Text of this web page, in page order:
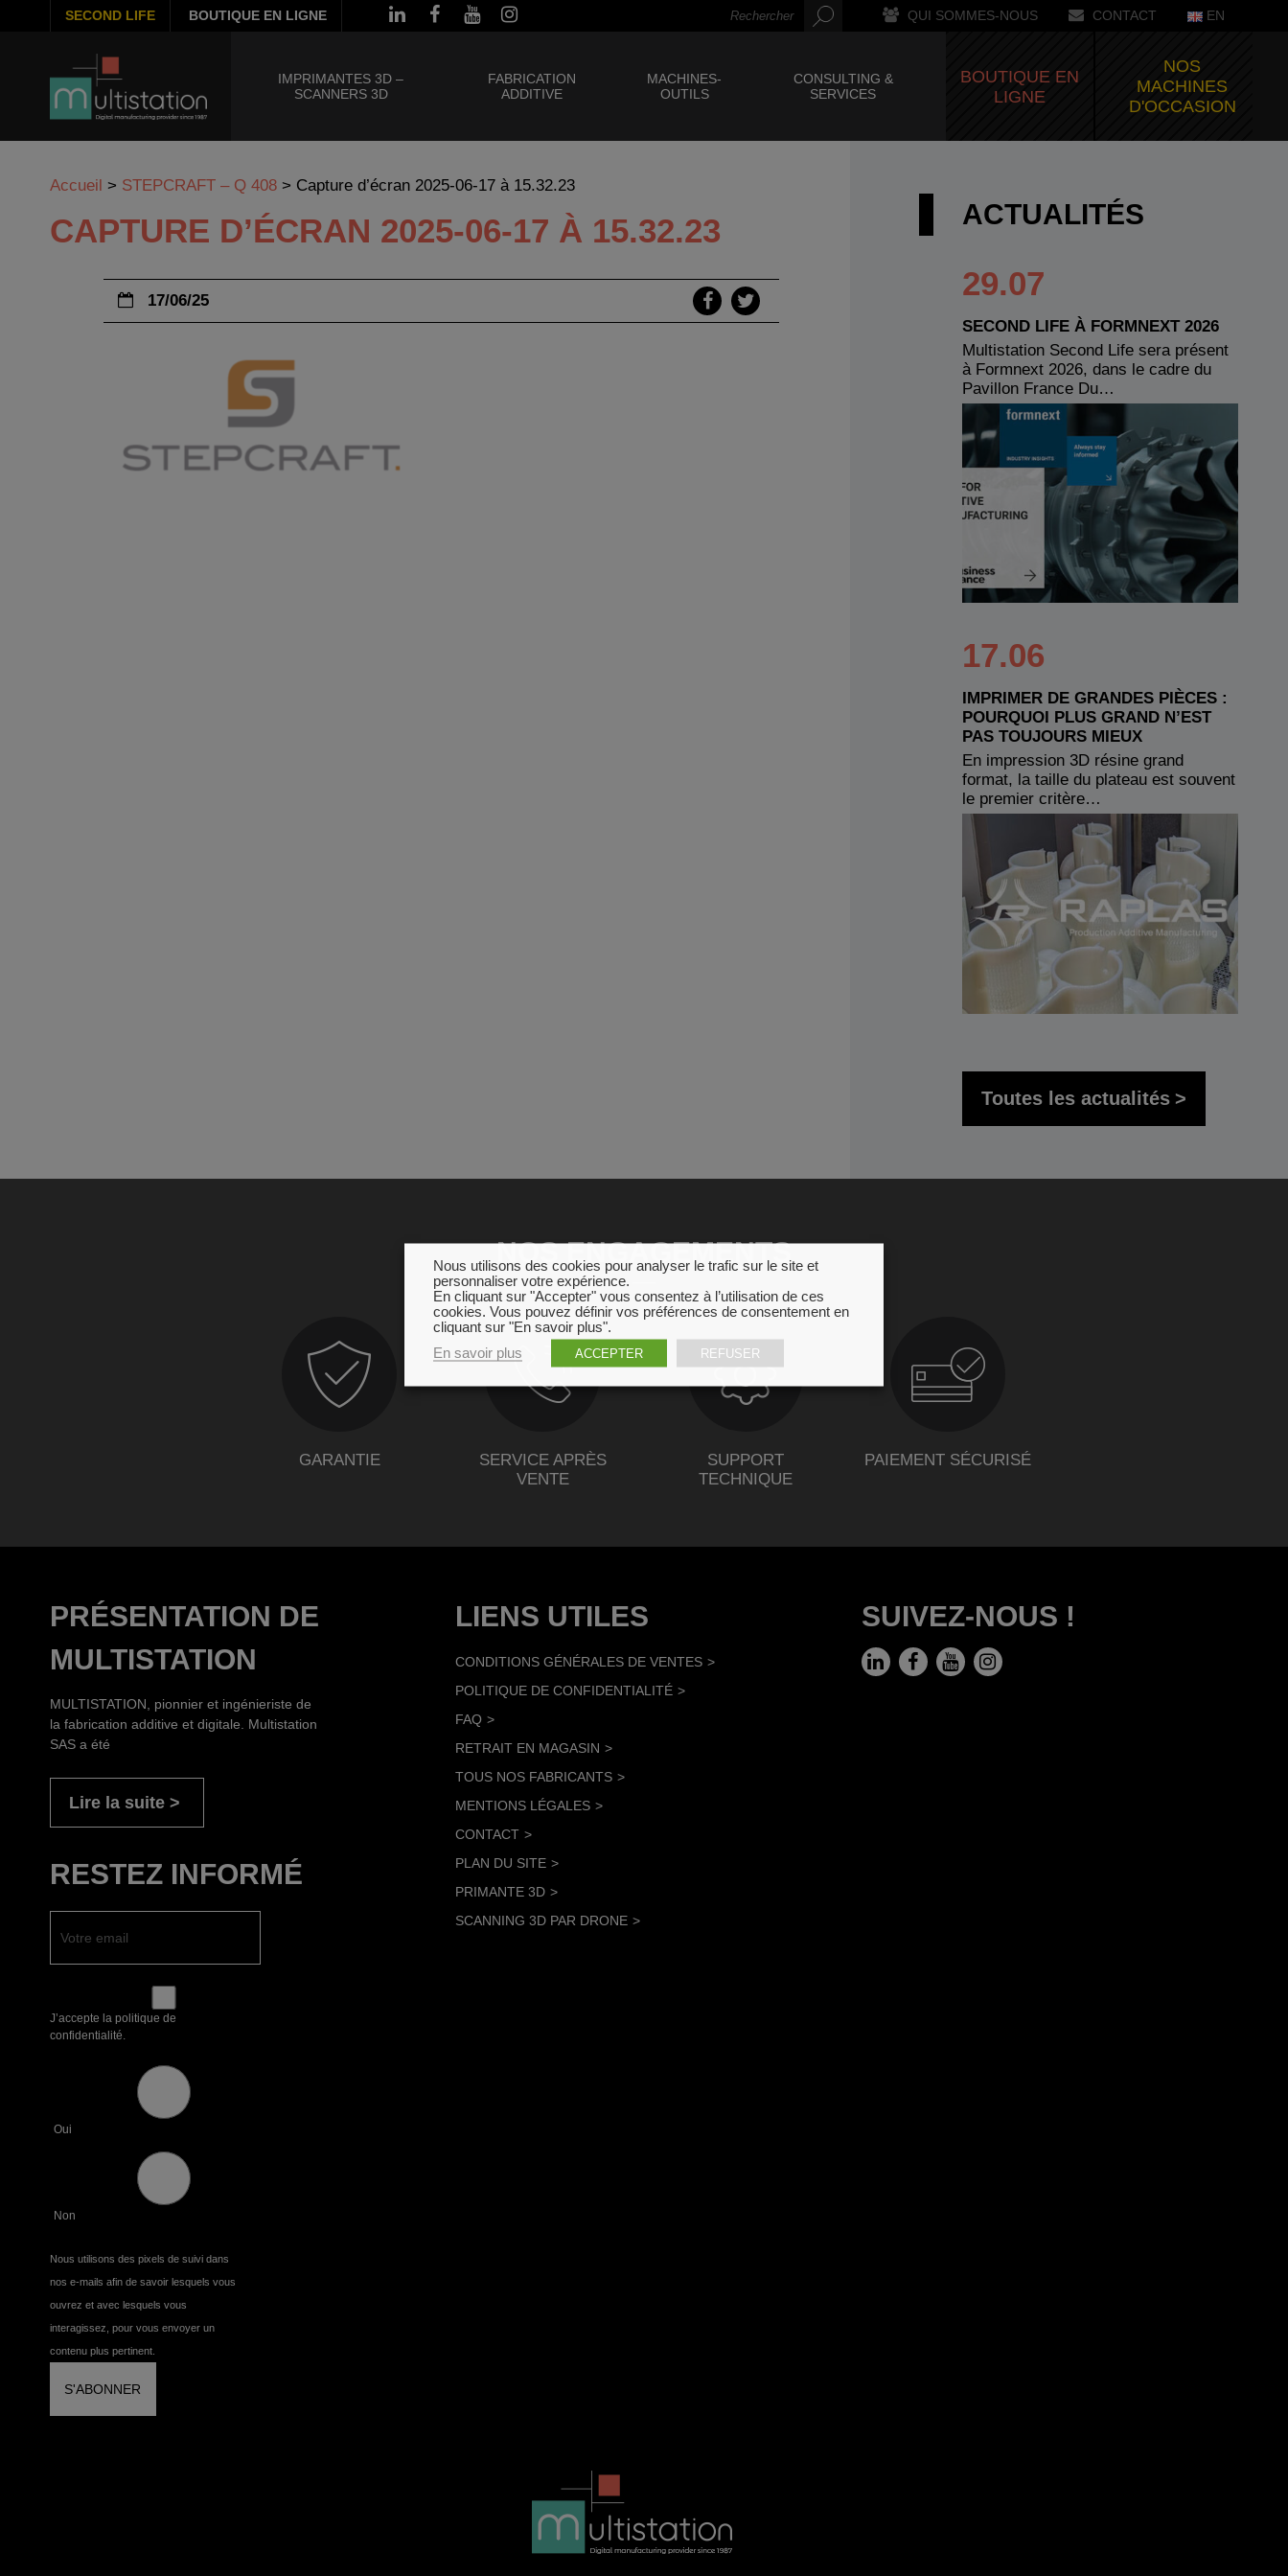
SECOND LIFE BOUTIQUE EN LIGNE QUI SOMMES-NOUS CONTACT EN
IMPRIMANTES 3D –
SCANNERS 3D
FABRICATION
ADDITIVE
MACHINES-
OUTILS
CONSULTING &
SERVICES
BOUTIQUE EN
LIGNE
NOS
MACHINES
D'OCCASION
Accueil > STEPCRAFT – Q 408 > Capture d’écran 2025-06-17 à 15.32.23
CAPTURE D’ÉCRAN 2025-06-17 À 15.32.23
17/06/25
ACTUALITÉS
29.07
SECOND LIFE À FORMNEXT 2026
Multistation Second Life sera présent
à Formnext 2026, dans le cadre du
Pavillon France Du…
17.06
IMPRIMER DE GRANDES PIÈCES :
POURQUOI PLUS GRAND N’EST
PAS TOUJOURS MIEUX
En impression 3D résine grand
format, la taille du plateau est souvent
le premier critère…
Toutes les actualités
NOS ENGAGEMENTS
GARANTIE
SERVICE APRÈS
VENTE
SUPPORT
TECHNIQUE
PAIEMENT SÉCURISÉ
PRÉSENTATION DE
MULTISTATION
MULTISTATION, pionnier et ingénieriste de
la fabrication additive et digitale. Multistation
SAS a été
Lire la suite
RESTEZ INFORMÉ
J’accepte la politique de
confidentialité.
Oui
Non
Nous utilisons des pixels de suivi dans
nos e-mails afin de savoir lesquels vous
ouvrez et avec lesquels vous
interagissez, pour vous envoyer un
contenu plus pertinent.
LIENS UTILES
CONDITIONS GÉNÉRALES DE VENTES
POLITIQUE DE CONFIDENTIALITÉ
FAQ
RETRAIT EN MAGASIN
TOUS NOS FABRICANTS
MENTIONS LÉGALES
CONTACT
PLAN DU SITE
PRIMANTE 3D
SCANNING 3D PAR DRONE
SUIVEZ-NOUS !
Nous utilisons des cookies pour analyser le trafic sur le site et
personnaliser votre expérience.
En cliquant sur "Accepter" vous consentez à l’utilisation de ces
cookies. Vous pouvez définir vos préférences de consentement en
cliquant sur "En savoir plus".
En savoir plus
ACCEPTER REFUSER